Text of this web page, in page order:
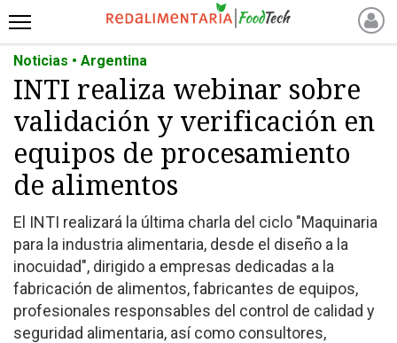
INICIO
NOTICIAS RECIENTES
NOTICIAS
PROTEÍNAS
ALTERNATIVAS
ANIMAL FREE
FOODTECH
OTROS INGREDIENTES
QUIÉNES SOMOS
MARKETPLACE
DIRECTORIO
Noticias • Argentina
INTI realiza webinar sobre
validación y verificación en
equipos de procesamiento
de alimentos
El INTI realizará la última charla del ciclo "Maquinaria
para la industria alimentaria, desde el diseño a la
inocuidad", dirigido a empresas dedicadas a la
fabricación de alimentos, fabricantes de equipos,
profesionales responsables del control de calidad y
seguridad alimentaria, así como consultores,